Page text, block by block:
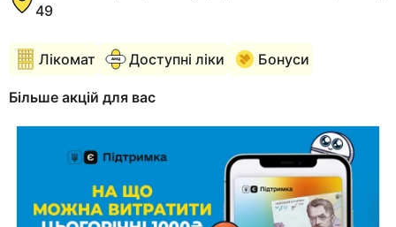
49
Лікомат Доступні ліки Бонуси
Більше акцій для вас